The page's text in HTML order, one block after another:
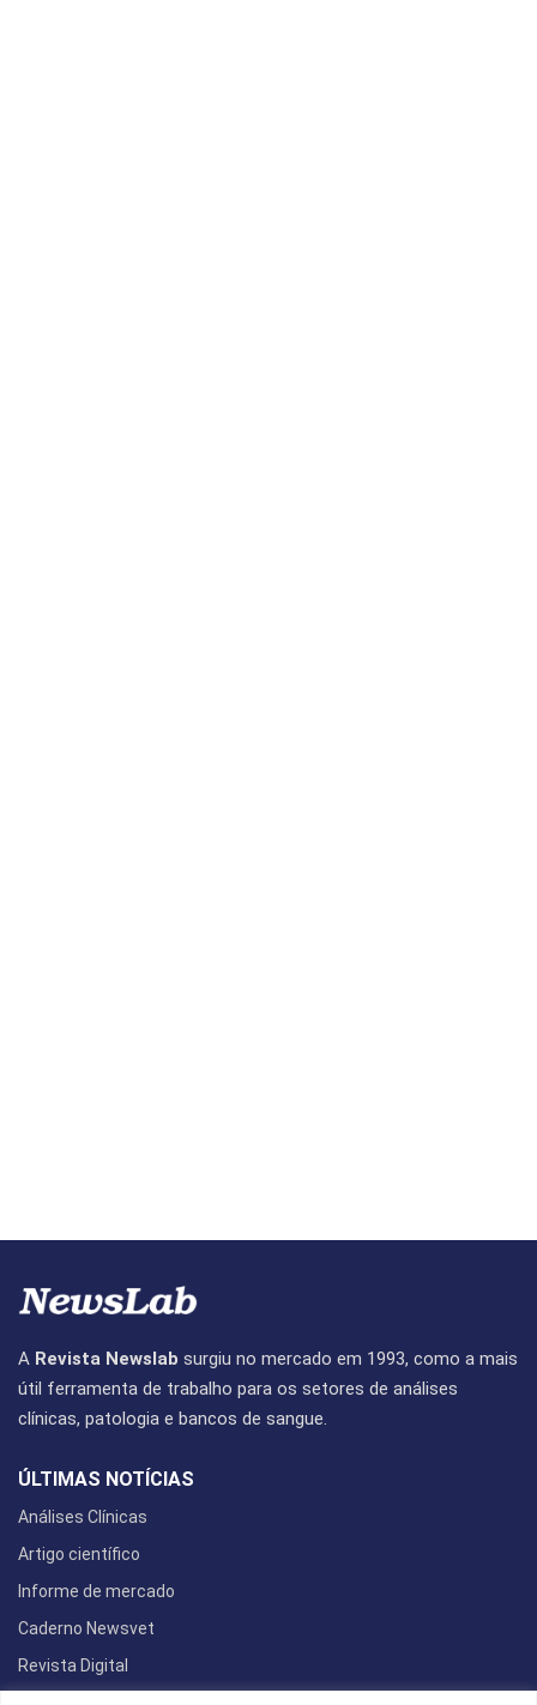
A Revista Newslab surgiu no mercado em 1993, como a mais
útil ferramenta de trabalho para os setores de análises
clínicas, patologia e bancos de sangue.
ÚLTIMAS NOTÍCIAS
Análises Clínicas
Artigo científico
Informe de mercado
Caderno Newsvet
Revista Digital